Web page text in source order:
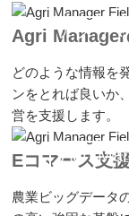
アグリ
Agri Manager
どのような情報を
ンをとれば良いか
営を支援します。
Agri
Eコマース支援
農業ビッグデータ